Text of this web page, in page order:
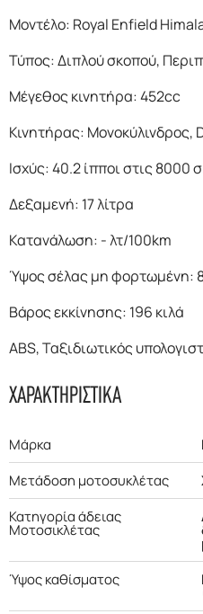
Μοντέλο: Royal Enfield
Τύπος: Διπλού σκοπού,
Μέγεθος κινητήρα: 452cc
Κινητήρας: Μονοκύλινδρος,
Ισχύς: 40.2 ίπποι στις 8000
Δεξαμενή: 17 λίτρα
Κατανάλωση: - λτ/100km
Ύψος σέλας μη φορτωμένη:
Βάρος εκκίνησης: 196 κιλά
ABS, Ταξιδιωτικός
ΧΑΡΑΚΤΗΡΙΣΤΙΚΑ
Μάρκα
Μετάδοση μοτοσυκλέτας
Κατηγορία άδειας
Μοτοσικλέτας
Ύψος καθίσματος